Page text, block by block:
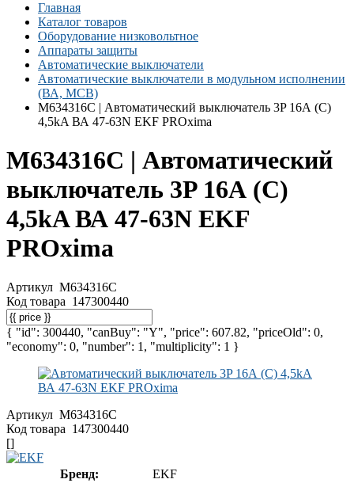
Главная
Каталог товаров
Оборудование низковольтное
Аппараты защиты
Автоматические выключатели
Автоматические выключатели в модульном исполнении
(ВА, MCB)
M634316C | Автоматический выключатель 3P 16А (C)
4,5kA ВА 47-63N EKF PROxima
M634316C | Автоматический
выключатель 3P 16А (C)
4,5kA ВА 47-63N EKF
PROxima
Артикул M634316C
Код товара 147300440
{ "id": 300440, "canBuy": "Y", "price": 607.82, "priceOld": 0,
"economy": 0, "number": 1, "multiplicity": 1 }
Артикул M634316C
Код товара 147300440
[]
Бренд:
EKF